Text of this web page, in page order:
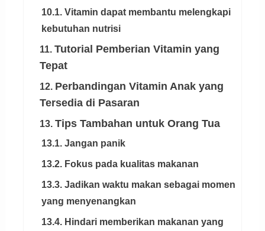
10.1. Vitamin dapat membantu melengkapi
kebutuhan nutrisi
11. Tutorial Pemberian Vitamin yang
Tepat
12. Perbandingan Vitamin Anak yang
Tersedia di Pasaran
13. Tips Tambahan untuk Orang Tua
13.1. Jangan panik
13.2. Fokus pada kualitas makanan
13.3. Jadikan waktu makan sebagai momen
yang menyenangkan
13.4. Hindari memberikan makanan yang